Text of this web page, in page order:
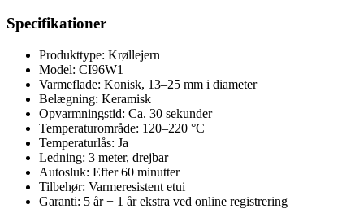
Specifikationer
Produkttype: Krøllejern
Model: CI96W1
Varmeflade: Konisk, 13–25 mm i diameter
Belægning: Keramisk
Opvarmningstid: Ca. 30 sekunder
Temperaturområde: 120–220 °C
Temperaturlås: Ja
Ledning: 3 meter, drejbar
Autosluk: Efter 60 minutter
Tilbehør: Varmeresistent etui
Garanti: 5 år + 1 år ekstra ved online registrering